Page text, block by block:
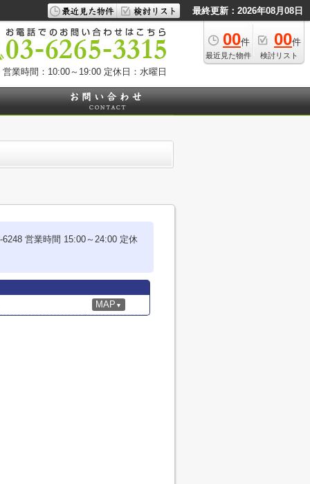
最終更新：2026年08月08日
00件
最近見た物件
00件
検討リスト
営業時間：10:00～19:00 定休日：水曜日
営業時間 15:00～24:00 定休
MAP ▼